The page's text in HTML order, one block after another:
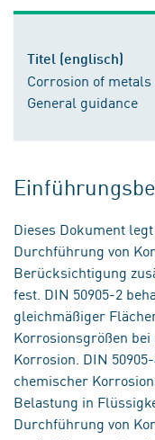
Titel (englisch)
Corrosion of
General guidance
Dieses Dokument
Durchführung von
Berücksichtigung
fest. DIN 50905-2
gleichmäßiger
Korrosionsgrößen
Korrosion. DIN
chemischer
Belastung in
Durchführung von